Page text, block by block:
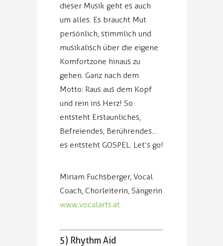
dieser Musik geht es auch
um alles. Es braucht Mut
persönlich, stimmlich und
musikalisch über die eigene
Komfortzone hinaus zu
gehen. Ganz nach dem
Motto: Raus aus dem Kopf
und rein ins Herz! So
entsteht Erstaunliches,
Befreiendes, Berührendes…
es entsteht GOSPEL. Let’s go!
Miriam Fuchsberger, Vocal
Coach, Chorleiterin, Sängerin
www.vocalarts.at
5) Rhythm Aid